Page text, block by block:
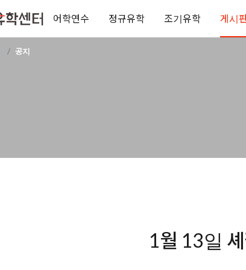
어학연수 정규유학 조기유학 게시
공지
1월 13일